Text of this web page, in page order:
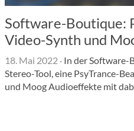
Software-Boutique:
Video-Synth und
18. Mai 2022 · In der Software-
Stereo-Tool, eine PsyTrance-
und Moog Audioeffekte mit